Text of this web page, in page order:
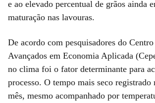
e ao elevado percentual de grãos ainda
maturação nas lavouras.
De acordo com pesquisadores do
Avançados em Economia Aplicada
no clima foi o fator determinante para
processo. O tempo mais seco registrado
mês, mesmo acompanhado por